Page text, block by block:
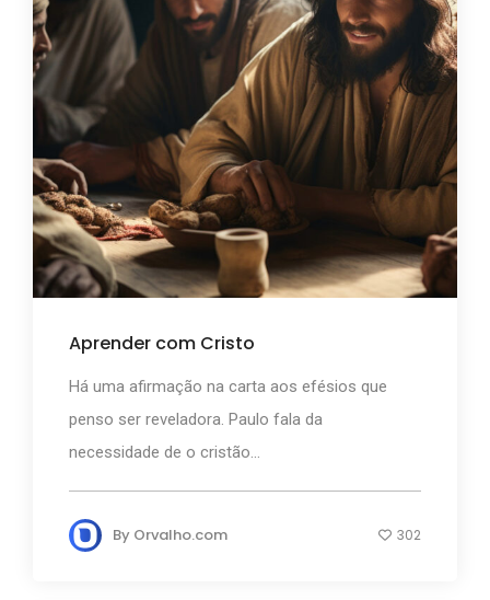
Aprender com Cristo
Há uma afirmação na carta aos efésios que
penso ser reveladora. Paulo fala da
necessidade de o cristão...
By Orvalho.com 302